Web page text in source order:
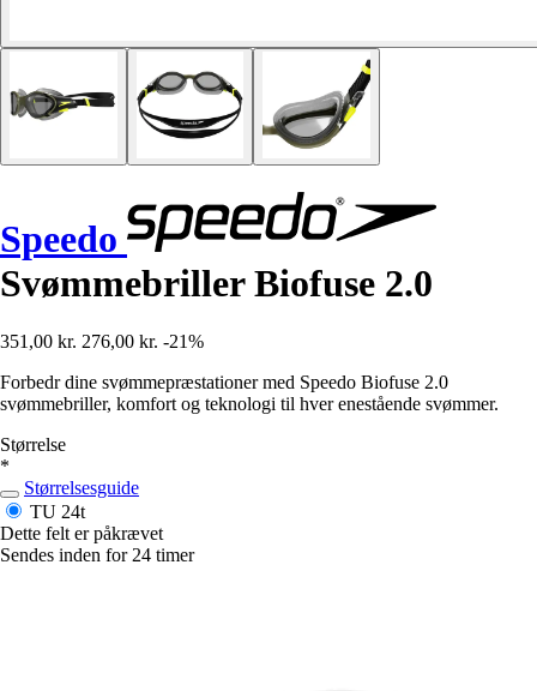
Speedo
Svømmebriller Biofuse 2.0
351,00 kr. 276,00 kr. -21%
Forbedr dine svømmepræstationer med Speedo Biofuse 2.0
svømmebriller, komfort og teknologi til hver enestående svømmer.
Størrelse
*
Størrelsesguide
TU 24t
Dette felt er påkrævet
Sendes inden for 24 timer